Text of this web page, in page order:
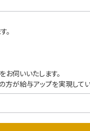
。
お伺いいたします。
が給与アップを実現してい